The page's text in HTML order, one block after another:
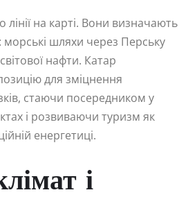
на карті. Вони визначають
морські шляхи через Перську
нафти. Катар
для зміцнення
стаючи посередником у
і розвиваючи туризм як
енергетиці.
і